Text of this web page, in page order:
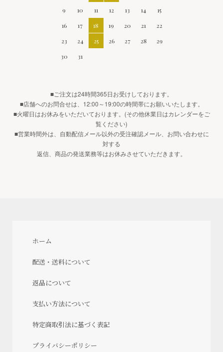
9
10 11 12 13 14
15
16
17 18 19 20 21
22
23
24 25 26 27 28
29
30
31
■ご注文は24時間365日お受けしております。
■店舗へのお問合せは、12:00～19:00の時間帯にお願いいたします。
■火曜日はお休みをいただいております。(その他休業日はカレンダーをご
覧ください)
■営業時間外は、自動配信メール以外の受注確認メール、お問い合わせに
対する
返信、商品の発送業務等はお休みさせていただきます。
ホーム
配送・送料について
返品について
支払い方法について
特定商取引法に基づく表記
プライバシーポリシー